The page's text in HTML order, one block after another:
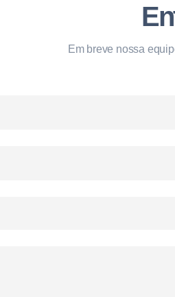
Em breve nossa